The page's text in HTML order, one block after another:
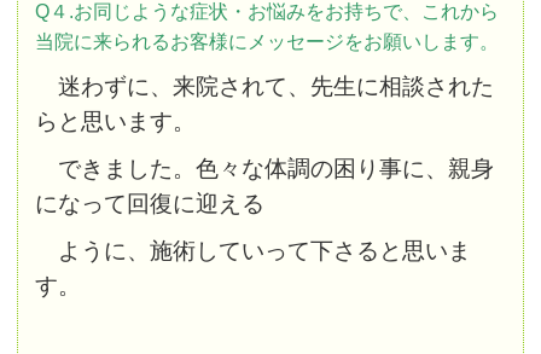
Q４.お同じような症状・お悩みをお持ちで、これから
当院に来られるお客様にメッセージをお願いします。
迷わずに、来院されて、先生に相談された
らと思います。
できました。色々な体調の困り事に、親身
になって回復に迎える
ように、施術していって下さると思いま
す。